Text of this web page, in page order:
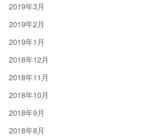
2019年3月
2019年2月
2019年1月
2018年12月
2018年11月
2018年10月
2018年9月
2018年8月